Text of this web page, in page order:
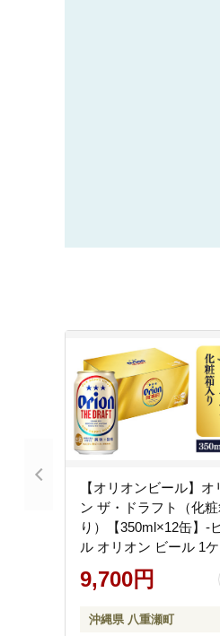
【オリオンビール】オ
ン ザ・ドラフト（化粧
り）【350ml×12缶】-
ル オリオン ビール 1
350ml 12本 すっきり
やすい こだわり 改良
八重瀬町【価格改定YB
9,700円
沖縄県 八重瀬町